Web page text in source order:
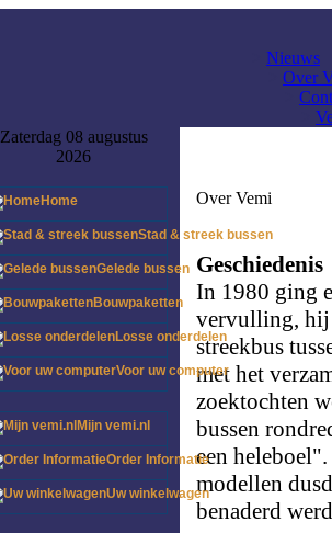
Nieuws
Over
Zaterdag 08 augustus
2026
Home
Stad & streek bussen
Gelede bussen
Bouwpaketten
Losse onderdelen
Voor uw computer
Mijn vemi.nl
Order Informatie
Uw winkelwagen
Over Vemi
Geschiedenis
In 1980 ging
vervulling, hij
streekbus
met het
zoektochten
bussen
een
modellen
benaderd